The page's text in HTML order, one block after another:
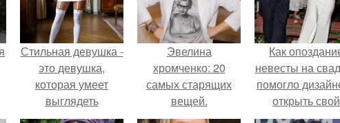
Стильная девушка -
это девушка,
которая умеет
выглядеть
привлекательно и
Эвелина
хромченко: 20
самых старящих
вещей.
Как
невесты на
помогло
открыть свой
бренд.